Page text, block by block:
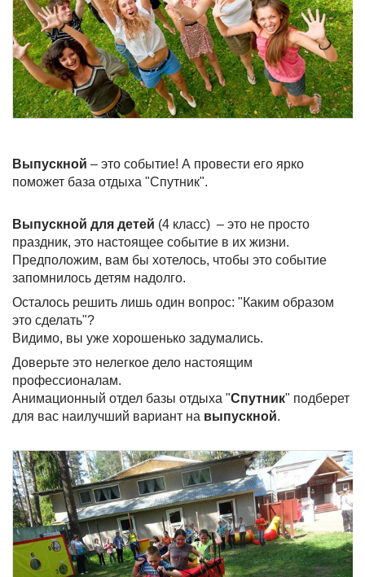
Выпускной – это событие! А провести его ярко
поможет база отдыха "Спутник".
Выпускной для детей (4 класс) – это не просто
праздник, это настоящее событие в их жизни.
Предположим, вам бы хотелось, чтобы это событие
запомнилось детям надолго.
Осталось решить лишь один вопрос: "Каким образом
это сделать"?
Видимо, вы уже хорошенько задумались.
Доверьте это нелегкое дело настоящим
профессионалам.
Анимационный отдел базы отдыха "Спутник" подберет
для вас наилучший вариант на выпускной.